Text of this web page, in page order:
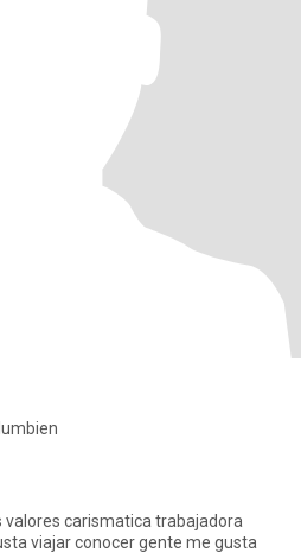
valores carismatica trabajadora